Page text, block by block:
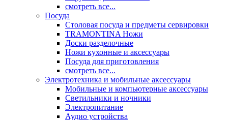
смотреть все...
Посуда
Столовая посуда и предметы сервировки
TRAMONTINA Ножи
Доски разделочные
Ножи кухонные и аксессуары
Посуда для приготовления
смотреть все...
Электротехника и мобильные аксессуары
Мобильные и компьютерные аксессуары
Светильники и ночники
Электропитание
Аудио устройства